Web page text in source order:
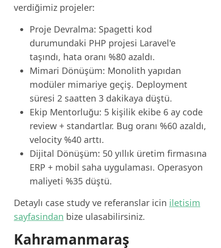
verdiğimiz projeler:
Proje Devralma: Spagetti kod
durumundaki PHP projesi Laravel'e
taşındı, hata oranı %80 azaldı.
Mimari Dönüşüm: Monolith yapıdan
modüler mimariye geçiş. Deployment
süresi 2 saatten 3 dakikaya düştü.
Ekip Mentorluğu: 5 kişilik ekibe 6 ay code
review + standartlar. Bug oranı %60 azaldı,
velocity %40 arttı.
Dijital Dönüşüm: 50 yıllık üretim firmasına
ERP + mobil saha uygulaması. Operasyon
maliyeti %35 düştü.
Detaylı case study ve referanslar icin iletisim
sayfasindan bize ulasabilirsiniz.
Kahramanmaraş